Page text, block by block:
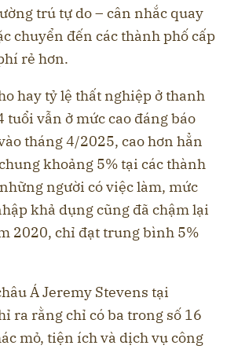
trú tự do – cân nhắc quay
chuyển đến các thành phố cấp
rẻ hơn.
hay tỷ lệ thất nghiệp ở thanh
tuổi vẫn ở mức cao đáng báo
tháng 4/2025, cao hơn hẳn
khoảng 5% tại các thành
người có việc làm, mức
khả dụng cũng đã chậm lại
2020, chỉ đạt trung bình 5%
Á Jeremy Stevens tại
ra rằng chỉ có ba trong số 16
mỏ, tiện ích và dịch vụ công